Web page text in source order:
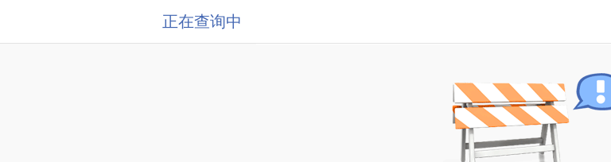
正在查询中